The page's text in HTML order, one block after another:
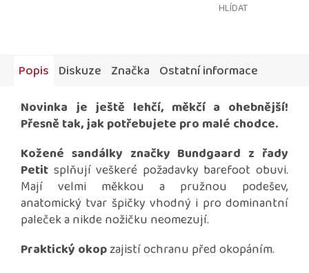
HLÍDAT
Popis Diskuze Značka Ostatní informace
Novinka je ještě lehčí, měkčí a ohebnější!
Přesně tak, jak potřebujete pro malé chodce.
Kožené sandálky značky Bundgaard z řady
Petit splňují veškeré požadavky barefoot obuvi.
Mají velmi měkkou a pružnou podešev,
anatomický tvar špičky vhodný i pro dominantní
paleček a nikde nožičku neomezují.
Praktický okopzajistí ochranu před okopáním.